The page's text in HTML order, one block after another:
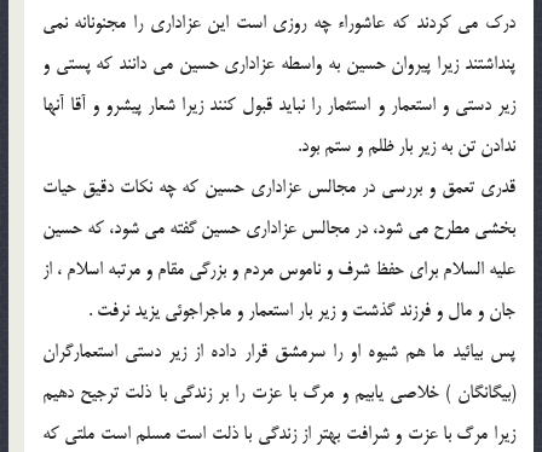
درك مى كردند كه عاشوراء چه روزى است اين عزادارى را مجنونانه نمى
پنداشتند زيرا پيروان حسين به واسطه عزادارى حسين مى دانند كه پستى و
زير دستى و استعمار و استثمار را نبايد قبول كنند زيرا شعار پيشرو و آقا آنها
ندادن تن به زير بار ظلم و ستم بود.
قدرى تعمق و بررسى در مجالس عزادارى حسين كه چه نكات دقيق حيات
بخشى مطرح مى شود، در مجالس عزادارى حسين گفته مى شود، كه حسين
عليه السلام براى حفظ شرف و ناموس مردم و بزرگى مقام و مرتبه اسلام ، از
جان و مال و فرزند گذشت و زير بار استعمار و ماجراجوئى يزيد نرفت .
پس بيائيد ما هم شيوه او را سرمشق قرار داده از زير دستى استعمارگران
(بيگانگان ) خلاصى يابيم و مرگ با عزت را بر زندگى با ذلت ترجيح دهيم
زيرا مرگ با عزت و شرافت بهتر از زندگى با ذلت است مسلم است ملتى كه